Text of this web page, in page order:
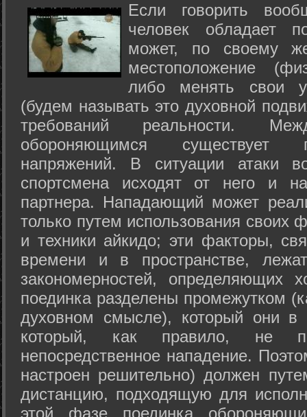
Если говорить
человек обладает
может, по своему
местоположение
либо менять свои
(будем называть это духовной
требований реальности.
обороняющимся существует
напряжений. В ситуации атаки
спортсмена исходят от него и
партнера. Нападающий может
только путем использования своих
и техники айкидо; эти факторы,
времени и в пространстве,
закономерностей, определяющих
поединка разделены промежутком
духовном смысле), который они в
который, как правило, не
непосредственное нападение.
настроен решительно) должен
дистанцию, подходящую для